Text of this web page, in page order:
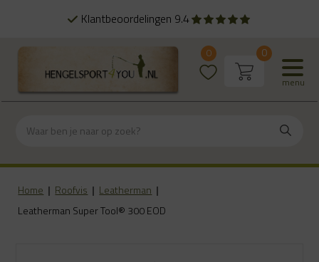
Klantbeoordelingen 9.4
menu
0 0
Home | Roofvis | Leatherman |
Leatherman Super Tool® 300 EOD